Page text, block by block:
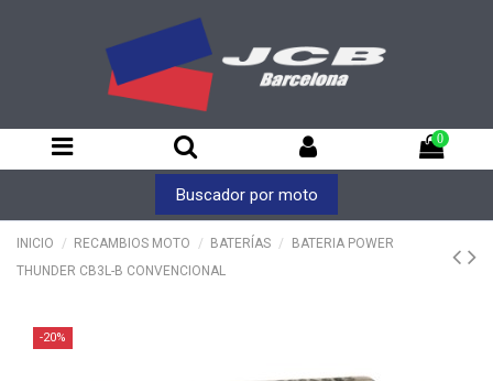
0
Buscador por moto
INICIO RECAMBIOS MOTO BATERÍAS
BATERIA POWER
THUNDER CB3L-B CONVENCIONAL
-20%